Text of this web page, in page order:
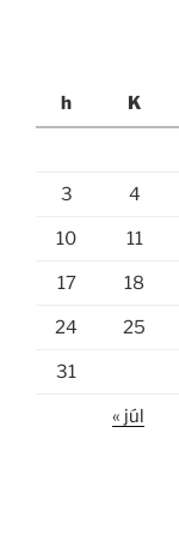
h
K
3 4
10 11
17 18
24 25
31
« júl